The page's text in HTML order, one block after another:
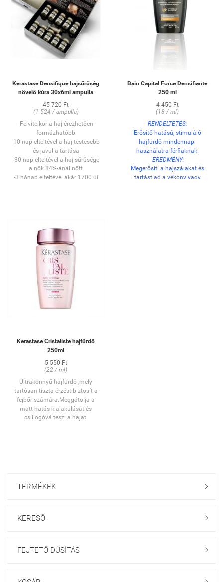
masszírozza bele a hajszálakba,
majd ritka fogú fésűvel
kíméletesen fésülje át a haját. NEM
KIÖBLÍTENDŐ! Körkefe
segítségével szárítsa meg haját.
azt (180°C az ideális
hőmérséklet). Lassú, folyamatos
mozdulatokkal dolgozzon
tincsenként (kb. 3 cm
szélességben). Vasalja át
mindegyik tincset maximum
kétszer.
Kerastase Densifique hajsűrűség
növelő kúra 30x6ml ampulla
45 720 Ft
(1 524 / ampulla)
-Felvitelkor a haj érezhetően
formázhatóbb
-10 nap elteltével a haj testesebb
és javul a tartása
-30 nap elteltével a haj sűrűsége
a nők 84%-ánál nőtt
-3 hónap elteltével akár 1700 új
Bain Capital Force Densifiante
250 ml
4 450 Ft
(18 / ml)
RENDELTETÉS:
Erősítő hatású, stimuláló
hajfürdő mindennapi
használatra férfiaknak.
EREDMÉNY:
Megerősíti a hajszálakat és
tartást ad a vékony vagy
Kerastase Cristaliste hajfürdő
250ml
5 550 Ft
(22 / ml)
Ultrakönnyű hajfürdő ,mely
tartósan tiszta érzést biztosít a
fejbőr számára.Meggátolja a
matt hatás kialakulását és
csillogóvá teszi a hajat.
TERMÉKEK 
KERESŐ 
FEJTETŐ DÚSÍTÁS 